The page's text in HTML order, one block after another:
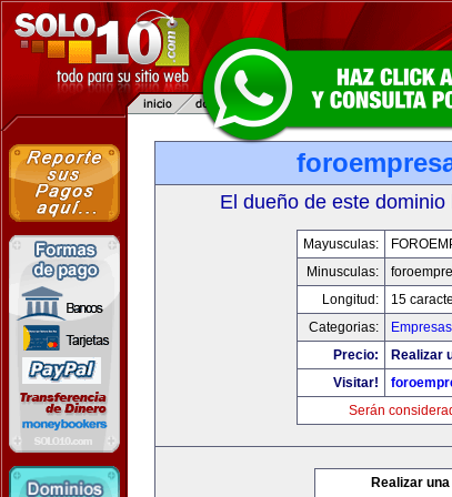
El dueño de este
Mayusculas:
Minusculas:
Longitud:
15
Categorias:
Precio:
Realizar
Visitar!
Serán
Realizar